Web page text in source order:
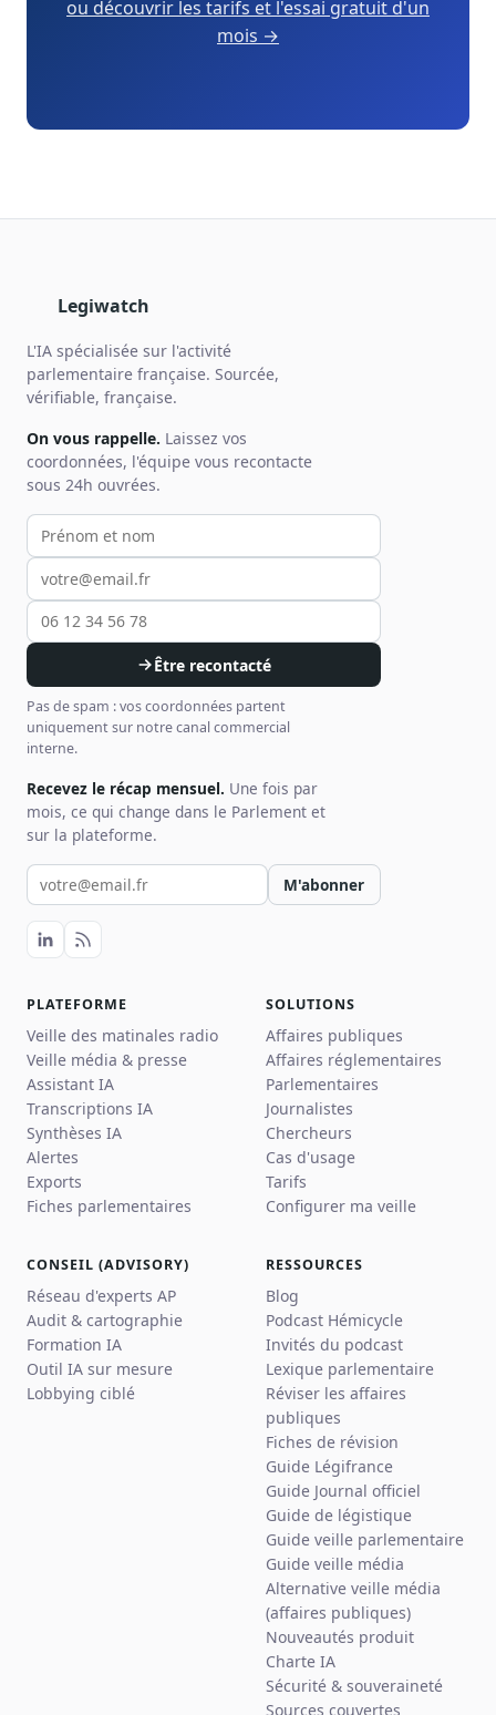
ou découvrir les tarifs et l'essai gratuit d'un
mois →
Legiwatch
L'IA spécialisée sur l'activité
parlementaire française. Sourcée,
vérifiable, française.
On vous rappelle. Laissez vos
coordonnées, l'équipe vous recontacte
sous 24h ouvrées.
Votre prénom et nom
Votre email
Votre téléphone
Être recontacté
Pas de spam : vos coordonnées partent
uniquement sur notre canal commercial
interne.
Recevez le récap mensuel. Une fois par
mois, ce qui change dans le Parlement et
sur la plateforme.
Votre email pour la newsletter
M'abonner
PLATEFORME
Veille des matinales radio
Veille média & presse
Assistant IA
Transcriptions IA
Synthèses IA
Alertes
Exports
Fiches parlementaires
SOLUTIONS
Affaires publiques
Affaires réglementaires
Parlementaires
Journalistes
Chercheurs
Cas d'usage
Tarifs
Configurer ma veille
CONSEIL (ADVISORY)
Réseau d'experts AP
Audit & cartographie
Formation IA
Outil IA sur mesure
Lobbying ciblé
RESSOURCES
Blog
Podcast Hémicycle
Invités du podcast
Lexique parlementaire
Réviser les affaires
publiques
Fiches de révision
Guide Légifrance
Guide Journal officiel
Guide de légistique
Guide veille parlementaire
Guide veille média
Alternative veille média
(affaires publiques)
Nouveautés produit
Charte IA
Sécurité & souveraineté
Sources couvertes